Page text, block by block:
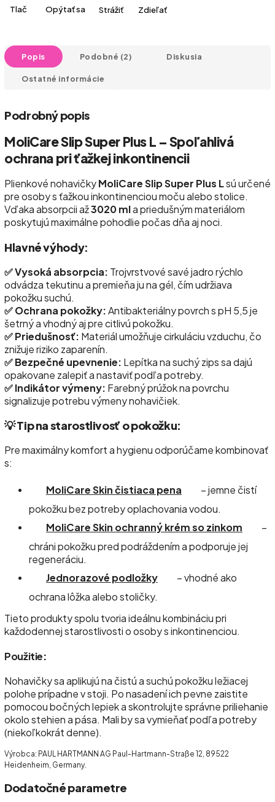
Tlač Opýtať sa Strážiť Zdieľať
Popis Podobné (2) Diskusia
Ostatné informácie
Podrobný popis
MoliCare Slip Super Plus L – Spoľahlivá
ochrana pri ťažkej inkontinencii
Plienkové nohavičkyMoliCare Slip Super Plus Lsú určené
pre osoby s ťažkou inkontinenciou moču alebo stolice.
Vďaka absorpcii až3020 mla priedušným materiálom
poskytujú maximálne pohodlie počas dňa aj noci.
Hlavné výhody:
✅ Vysoká absorpcia: Trojvrstvové savé jadro rýchlo
odvádza tekutinu a premieňa ju na gél, čím udržiava
pokožku suchú.
✅ Ochrana pokožky:Antibakteriálny povrch s pH 5,5 je
šetrný a vhodný aj pre citlivú pokožku.
✅ Priedušnosť: Materiál umožňuje cirkuláciu vzduchu, čo
znižuje riziko zaparenín.
✅ Bezpečné upevnenie: Lepítka na suchý zips sa dajú
opakovane zalepiť a nastaviť podľa potreby.
✅ Indikátor výmeny: Farebný prúžok na povrchu
signalizuje potrebu výmeny nohavičiek.
💡 Tip na starostlivosť o pokožku:
Pre maximálny komfort a hygienu odporúčame kombinovať
s:
MoliCare Skin čistiaca pena
– jemne čistí
pokožku bez potreby oplachovania vodou.
MoliCare Skin ochranný krém so zinkom
–
chráni pokožku pred podráždením a podporuje jej
regeneráciu.
Jednorazové podložky
– vhodné ako
ochrana lôžka alebo stoličky.
Tieto produkty spolu tvoria ideálnu kombináciu pri
každodennej starostlivosti o osoby s inkontinenciou.
Použitie:
Nohavičky sa aplikujú na čistú a suchú pokožku ležiacej
polohe prípadne v stoji. Po nasadení ich pevne zaistite
pomocou bočných lepiek a skontrolujte správne priliehanie
okolo stehien a pása. Mali by sa vymieňať podľa potreby
(niekoľkokrát denne).
Výrobca: PAUL HARTMANN AG Paul-Hartmann-Straße 12, 89522
Heidenheim, Germany.
Dodatočné parametre